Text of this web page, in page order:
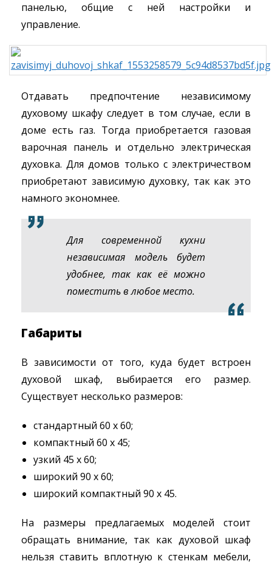
панелью, общие с ней настройки и
управление.
Отдавать предпочтение независимому
духовому шкафу следует в том случае, если в
доме есть газ. Тогда приобретается газовая
варочная панель и отдельно электрическая
духовка. Для домов только с электричеством
приобретают зависимую духовку, так как это
намного экономнее.
Для современной кухни
независимая модель будет
удобнее, так как её можно
поместить в любое место.
Габариты
В зависимости от того, куда будет встроен
духовой шкаф, выбирается его размер.
Существует несколько размеров:
стандартный 60 х 60;
компактный 60 х 45;
узкий 45 х 60;
широкий 90 х 60;
широкий компактный 90 х 45.
На размеры предлагаемых моделей стоит
обращать внимание, так как духовой шкаф
нельзя ставить вплотную к стенкам мебели,